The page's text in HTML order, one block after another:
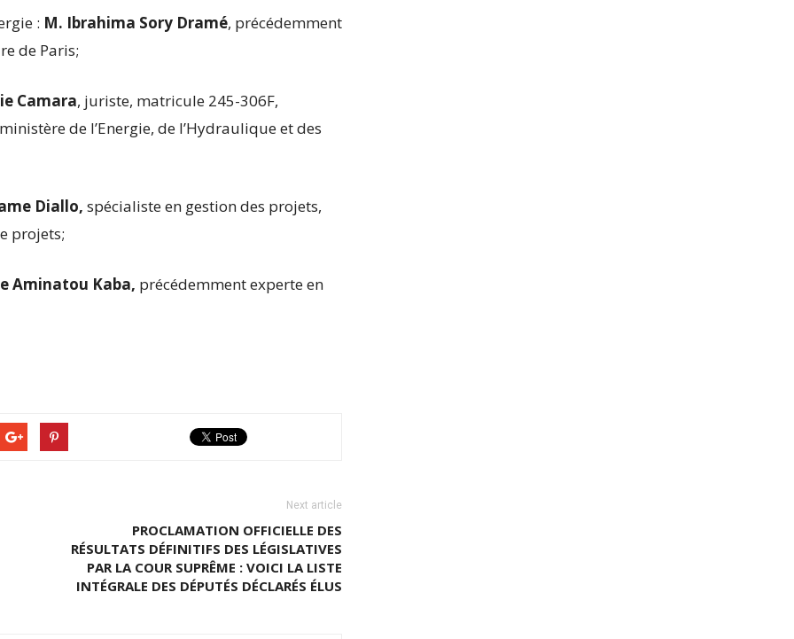
: M. Ibrahima Sory Dramé, précédemment
de Paris;
Camara, juriste, matricule 245-306F,
de l’Energie, de l’Hydraulique et des
Diallo, spécialiste en gestion des projets,
projets;
Aminatou Kaba, précédemment experte en
Next article
PROCLAMATION OFFICIELLE DES
RÉSULTATS DÉFINITIFS DES LÉGISLATIVES
PAR LA COUR SUPRÊME : VOICI LA LISTE
INTÉGRALE DES DÉPUTÉS DÉCLARÉS ÉLUS